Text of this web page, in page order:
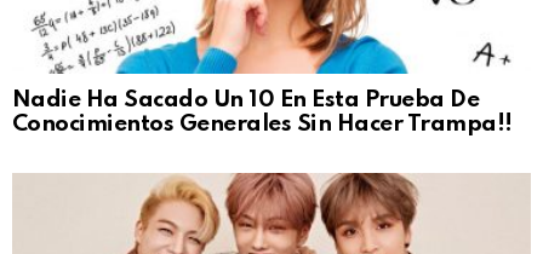
Nadie Ha Sacado Un 10 En Esta Prueba De
Conocimientos Generales Sin Hacer Trampa!!